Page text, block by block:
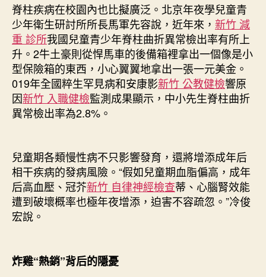
脊柱疾病在校園內也比擬廣泛。北京年夜學兒童青
少年衛生研討所所長馬軍先容說，近年來， 新竹 減
重 診所我國兒童青少年脊柱曲折異常檢出率有所上
升。2牛土豪則從悍馬車的後備箱裡拿出一個像是小
型保險箱的東西，小心翼翼地拿出一張一元美金。
019年全國粹生罕見病和安康影新竹 公教健檢響原
因新竹 入職健檢監測成果顯示，中小先生脊柱曲折
異常檢出率為2.8%。
兒童期各類慢性病不只影響發育，還將增添成年后
相干疾病的發病風險。“假如兒童期血脂偏高，成年
后高血壓、冠芥新竹 自律神經檢查蒂、心腦腎效能
遭到破壞概率也極年夜增添，迫害不容疏忽。”冷俊
宏說。
炸雞“熱銷”背后的隱憂